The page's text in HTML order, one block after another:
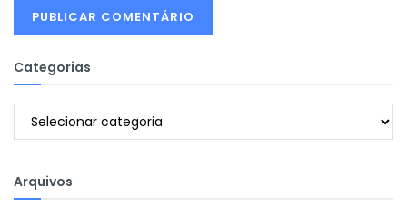
Categorias
Categorias
Arquivos